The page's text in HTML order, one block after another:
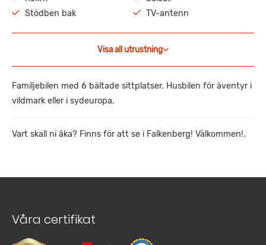
Stödben bak
TV-antenn
Visa all utrustning
Familjebilen med 6 bältade sittplatser. Husbilen för äventyr i
vildmark eller i sydeuropa.
Vart skall ni åka? Finns för att se i Falkenberg! Välkommen!.
Våra certifikat